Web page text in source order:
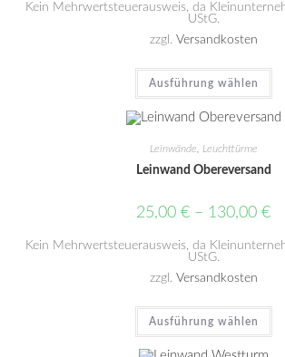
Kein Mehrwertsteuerausweis, da
UStG.
zzgl. Versandkosten
Ausführung wählen
Leinwände Leuchttürme
Leinwand Obereversand
25,00 € – 130,00 €
Kein Mehrwertsteuerausweis, da
UStG.
zzgl. Versandkosten
Ausführung wählen